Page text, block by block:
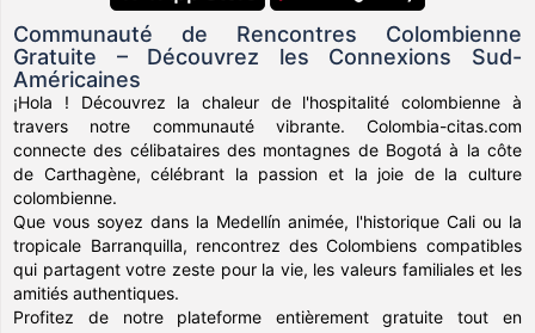
Communauté de Rencontres Colombienne
Gratuite – Découvrez les Connexions Sud-
Américaines
¡Hola ! Découvrez la chaleur de l'hospitalité colombienne à
travers notre communauté vibrante. Colombia-citas.com
connecte des célibataires des montagnes de Bogotá à la côte
de Carthagène, célébrant la passion et la joie de la culture
colombienne.
Que vous soyez dans la Medellín animée, l'historique Cali ou la
tropicale Barranquilla, rencontrez des Colombiens compatibles
qui partagent votre zeste pour la vie, les valeurs familiales et les
amitiés authentiques.
Profitez de notre plateforme entièrement gratuite tout en